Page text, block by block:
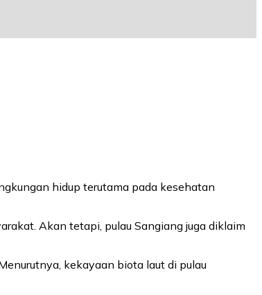
hidup terutama pada kesehatan
Akan tetapi, pulau Sangiang juga diklaim
kekayaan biota laut di pulau